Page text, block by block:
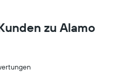
zu Alamo